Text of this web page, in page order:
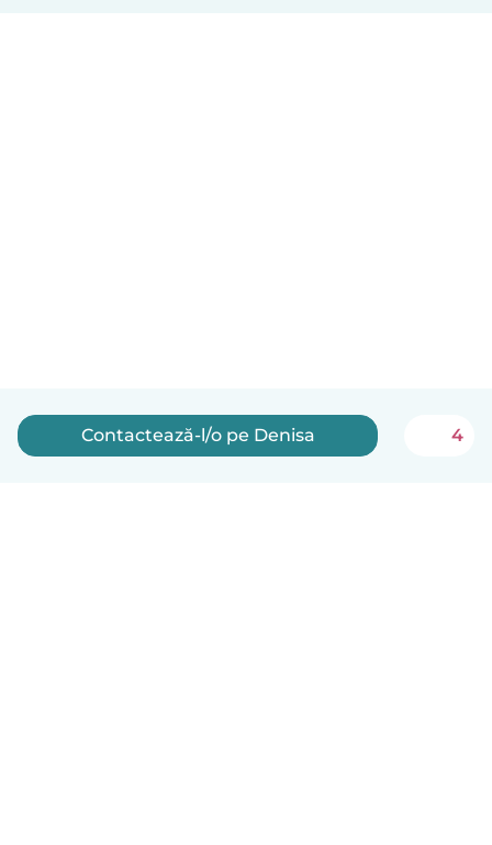
Contactează-l/o pe Denisa 4